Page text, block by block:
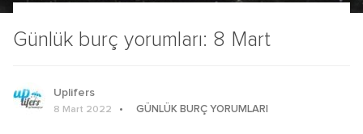
Günlük burç yorumları: 8 Mart
Uplifers
8 Mart 2022 GÜNLÜK BURÇ YORUMLARI